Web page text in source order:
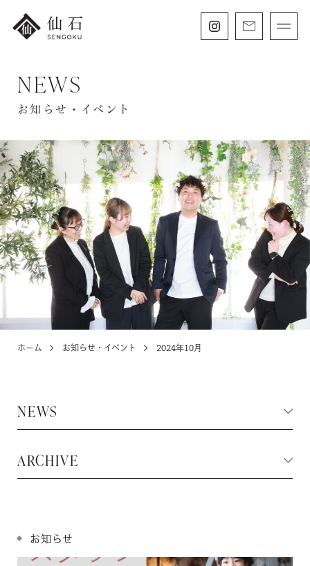
FURISODE 振袖・紋付袴レンタル
HAKAMA 卒業袴レンタル
SHICHIGOSAN
七五三・
にぶんのいち成人式
WEDDING フォトウェディング
KIDS
ABOUT
NEWS
NEWS
お知らせ・イベント
ホーム お知らせ・イベント 2024年10月
お知らせ
NEWS
ARCHIVE